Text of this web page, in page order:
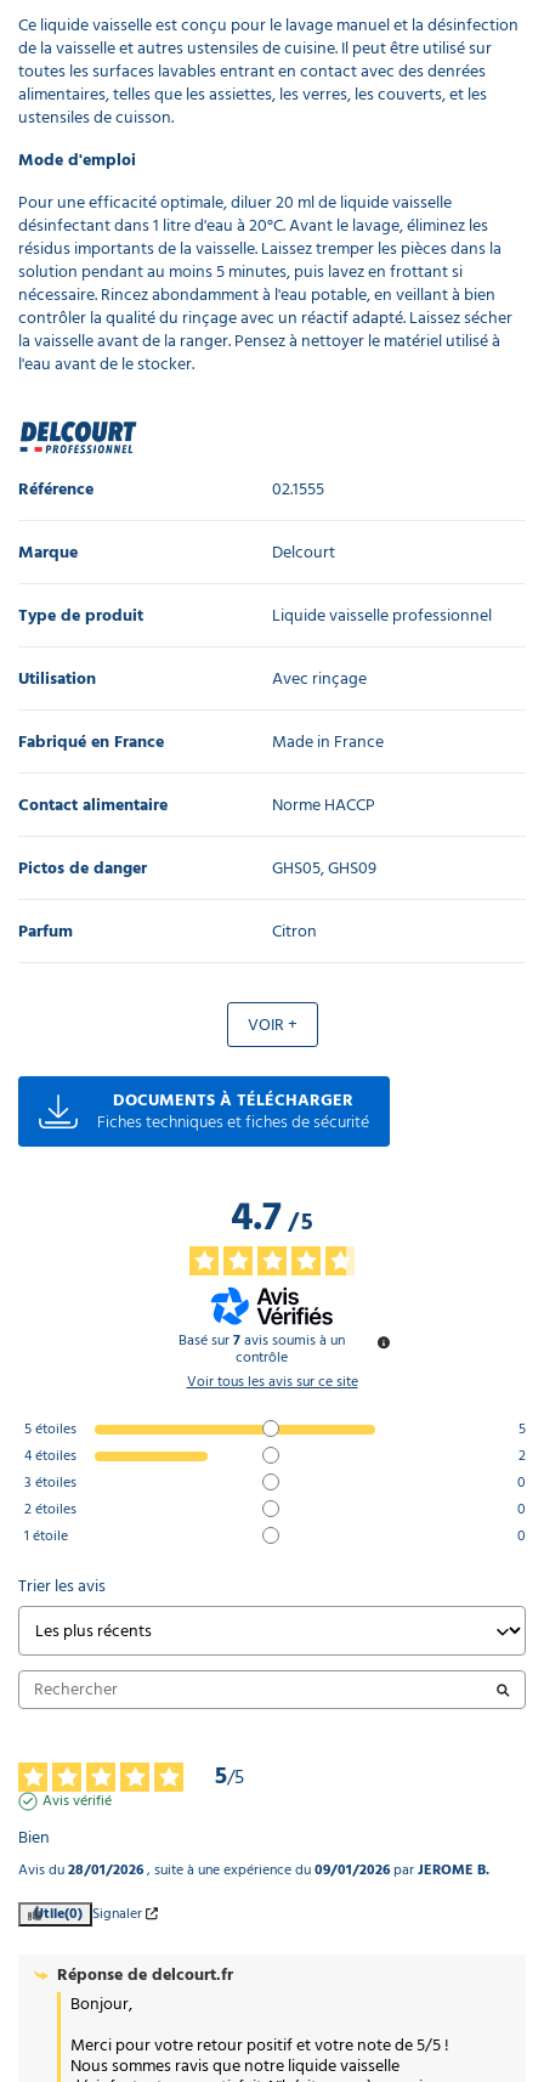
Ce liquide vaisselle est conçu pour le lavage manuel et la désinfection
de la vaisselle et autres ustensiles de cuisine. Il peut être utilisé sur
toutes les surfaces lavables entrant en contact avec des denrées
alimentaires, telles que les assiettes, les verres, les couverts, et les
ustensiles de cuisson.
Mode d'emploi
Pour une efficacité optimale, diluer 20 ml de liquide vaisselle
désinfectant dans 1 litre d'eau à 20°C. Avant le lavage, éliminez les
résidus importants de la vaisselle. Laissez tremper les pièces dans la
solution pendant au moins 5 minutes, puis lavez en frottant si
nécessaire. Rincez abondamment à l'eau potable, en veillant à bien
contrôler la qualité du rinçage avec un réactif adapté. Laissez sécher
la vaisselle avant de la ranger. Pensez à nettoyer le matériel utilisé à
l'eau avant de le stocker.
Référence 02.1555
Marque Delcourt
Type de produit Liquide vaisselle professionnel
Utilisation Avec rinçage
Fabriqué en France Made in France
Contact alimentaire Norme HACCP
Pictos de danger GHS05, GHS09
Parfum Citron
VOIR +
DOCUMENTS À TÉLÉCHARGER
Fiches techniques et fiches de sécurité
4.7/5
Basé sur7avis soumis à un
contrôle
Voir tous les avis sur ce site
5étoiles
5
4étoiles
2
3 étoiles
0
2étoiles
0
1 étoile 0
Trier les avis
5/5
Avis vérifié
Bien
Avis du28/01/2026, suite à une expérience du09/01/2026parJEROME B.
Utile(0) Signaler
Réponse dedelcourt.fr
Bonjour,
Merci pour votre retour positif et votre note de 5/5 !
Nous sommes ravis que notre liquide vaisselle